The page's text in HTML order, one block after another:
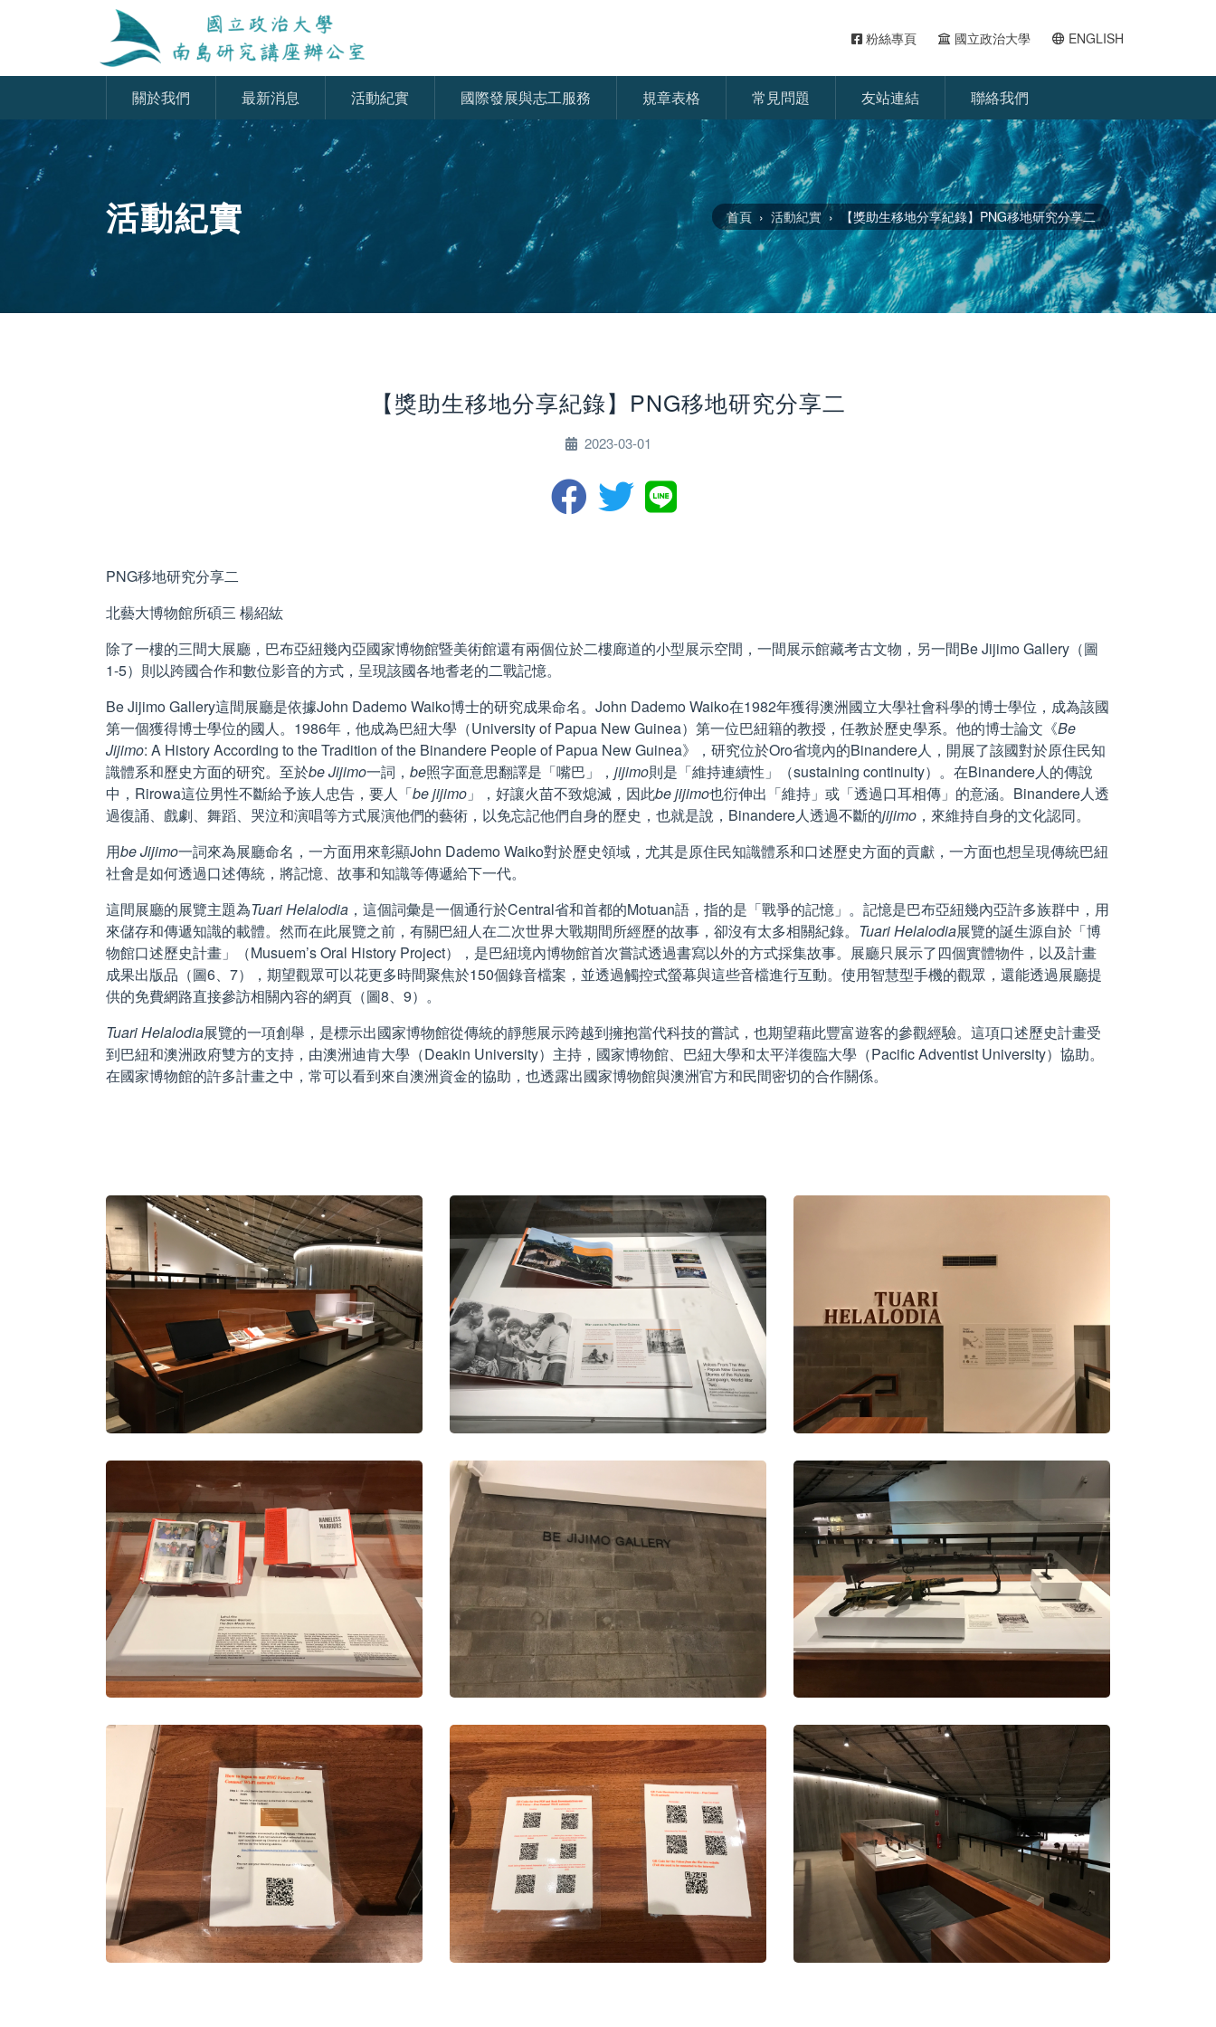
粉絲專頁 國立政治大學 ENGLISH
關於我們 最新消息 活動紀實 國際發展與志工服務 規章表格 常見問題 友站連結 聯絡我們
活動紀實 首頁 活動紀實 【獎助生移地分享紀錄】PNG移地研究分享二
【獎助生移地分享紀錄】PNG移地研究分享二
2023-03-01
PNG移地研究分享二
北藝大博物館所碩三 楊紹紘
除了一樓的三間大展廳，巴布亞紐幾內亞國家博物館暨美術館還有兩個位於二樓廊道的小型展示空間，一間展示館藏考古文物，另一間Be Jijimo Gallery（圖
1-5）則以跨國合作和數位影音的方式，呈現該國各地耆老的二戰記憶。
Be Jijimo Gallery這間展廳是依據John Dademo Waiko博士的研究成果命名。John Dademo Waiko在1982年獲得澳洲國立大學社會科學的博士學位，成為該國
第一個獲得博士學位的國人。1986年，他成為巴紐大學（University of Papua New Guinea）第一位巴紐籍的教授，任教於歷史學系。他的博士論文《Be
Jijimo: A History According to the Tradition of the Binandere People of Papua New Guinea》，研究位於Oro省境內的Binandere人，開展了該國對於原住民知
識體系和歷史方面的研究。至於be Jijimo一詞， be照字面意思翻譯是「嘴巴」， jijimo則是「維持連續性」（sustaining continuity）。在Binandere人的傳說
中，Rirowa這位男性不斷給予族人忠告，要人「be jijimo 」，好讓火苗不致熄滅，因此be jijimo也衍伸出「維持」或「透過口耳相傳」的意涵。Binandere人透
過復誦、戲劇、舞蹈、哭泣和演唱等方式展演他們的藝術，以免忘記他們自身的歷史，也就是說，Binandere人透過不斷的jijimo ，來維持自身的文化認同。
用be Jijimo一詞來為展廳命名，一方面用來彰顯John Dademo Waiko對於歷史領域，尤其是原住民知識體系和口述歷史方面的貢獻，一方面也想呈現傳統巴紐
社會是如何透過口述傳統，將記憶、故事和知識等傳遞給下一代。
這間展廳的展覽主題為Tuari Helalodia ，這個詞彙是一個通行於Central省和首都的Motuan語，指的是「戰爭的記憶」。記憶是巴布亞紐幾內亞許多族群中，用
來儲存和傳遞知識的載體。然而在此展覽之前，有關巴紐人在二次世界大戰期間所經歷的故事，卻沒有太多相關紀錄。 Tuari Helalodia展覽的誕生源自於「博
物館口述歷史計畫」（Musuem’s Oral History Project），是巴紐境內博物館首次嘗試透過書寫以外的方式採集故事。展廳只展示了四個實體物件，以及計畫
成果出版品（圖6、7），期望觀眾可以花更多時間聚焦於150個錄音檔案，並透過觸控式螢幕與這些音檔進行互動。使用智慧型手機的觀眾，還能透過展廳提
供的免費網路直接參訪相關內容的網頁（圖8、9）。
Tuari Helalodia展覽的一項創舉，是標示出國家博物館從傳統的靜態展示跨越到擁抱當代科技的嘗試，也期望藉此豐富遊客的參觀經驗。這項口述歷史計畫受
到巴紐和澳洲政府雙方的支持，由澳洲迪肯大學（Deakin University）主持，國家博物館、巴紐大學和太平洋復臨大學（Pacific Adventist University）協助。
在國家博物館的許多計畫之中，常可以看到來自澳洲資金的協助，也透露出國家博物館與澳洲官方和民間密切的合作關係。